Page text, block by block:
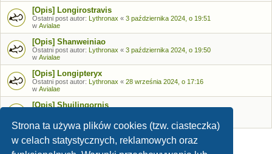
Strona ta używa plików cookies (tzw. ciasteczka)
w celach statystycznych, reklamowych oraz
[Opis] Longirostravis
Ostatni post autor: Lythronax « 3 października 2024, o 19:51
w Avialae
[Opis] Shanweiniao
Ostatni post autor: Lythronax « 3 października 2024, o 19:50
w Avialae
[Opis] Longipteryx
Ostatni post autor: Lythronax « 28 września 2024, o 17:16
w Avialae
[Opis] Shuilingornis